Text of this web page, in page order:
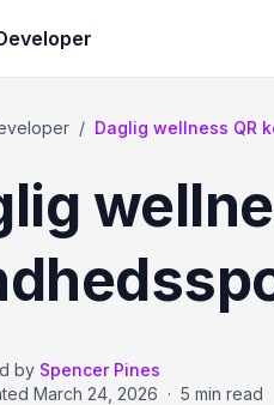
/ Daglig wellness QR
by Spencer Pines
March 24, 2026 · 5 min read